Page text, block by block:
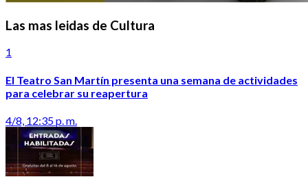
Las mas leidas de Cultura
1
El Teatro San Martín presenta una semana de actividades
para celebrar su reapertura
4/8, 12:35 p. m.